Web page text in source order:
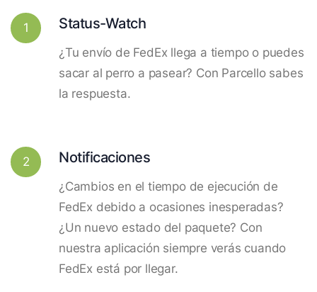
1 Status-Watch
¿Tu envío de FedEx llega a tiempo o puedes
sacar al perro a pasear? Con Parcello sabes
la respuesta.
2 Notificaciones
¿Cambios en el tiempo de ejecución de
FedEx debido a ocasiones inesperadas?
¿Un nuevo estado del paquete? Con
nuestra aplicación siempre verás cuando
FedEx está por llegar.